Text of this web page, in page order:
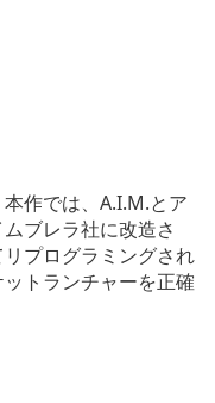
作では、A.I.M.とア
ブレラ社に改造さ
プログラミングされ
トランチャーを正確